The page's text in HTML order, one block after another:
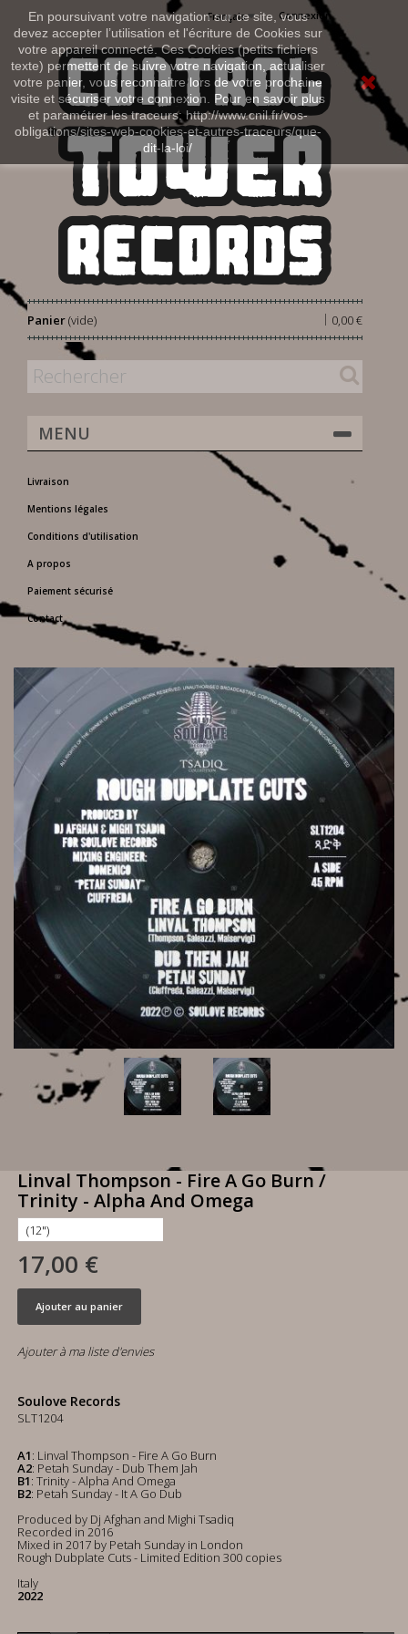
En poursuivant votre navigation sur ce site, vous
devez accepter l’utilisation et l'écriture de Cookies sur
votre appareil connecté. Ces Cookies (petits fichiers
texte) permettent de suivre votre navigation, actualiser
votre panier, vous reconnaitre lors de votre prochaine
visite et sécuriser votre connexion. Pour en savoir plus
et paramétrer les traceurs: http://www.cnil.fr/vos-
obligations/sites-web-cookies-et-autres-traceurs/que-
dit-la-loi/
Connexion
Français
Panier 0,00 €
|
(vide)
MENU
Livraison
Mentions légales
Conditions d'utilisation
A propos
Paiement sécurisé
Contact
Linval Thompson - Fire A Go Burn /
Trinity - Alpha And Omega
17,00 €
Ajouter au panier
Ajouter à ma liste d'envies
Soulove Records
SLT1204
A1: Linval Thompson - Fire A Go Burn
A2: Petah Sunday - Dub Them Jah
B1: Trinity - Alpha And Omega
B2: Petah Sunday - It A Go Dub
Produced by Dj Afghan and Mighi Tsadiq
Recorded in 2016
Mixed in 2017 by Petah Sunday in London
Rough Dubplate Cuts - Limited Edition 300 copies
Italy
2022